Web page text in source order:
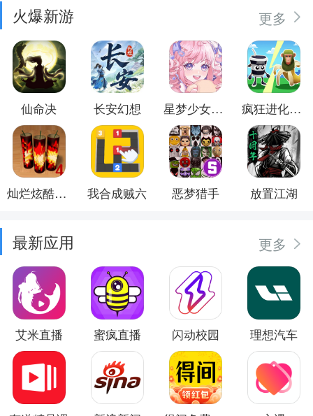
火爆新游 更多
仙命决 长安幻想 星梦少女换装 疯狂进化防卫战
灿烂炫酷模拟器 我合成贼六 恶梦猎手 放置江湖
最新应用 更多
艾米直播 蜜疯直播 闪动校园 理想汽车